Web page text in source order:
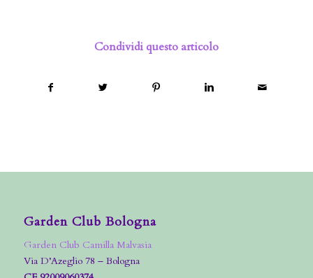
Condividi questo articolo
Garden Club Bologna
Garden Club Camilla Malvasia
Via D’Azeglio 78 – Bologna